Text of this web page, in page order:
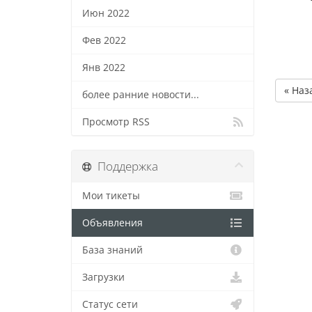
Июн 2022
Фев 2022
Янв 2022
более ранние новости...
Просмотр RSS
«
Поддержка
Мои тикеты
Объявления
База знаний
Загрузки
Статус сети